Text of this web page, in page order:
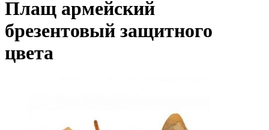
Плащ армейский
брезентовый защитного
цвета